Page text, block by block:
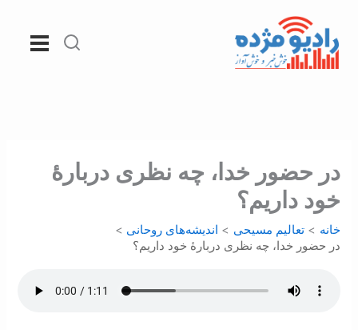
محتوا
در حضور خدا، چه نظری دربارۀ
خود داریم؟
خانه تعالیم مسیحی
اندیشه‌های روحانی
در حضور خدا، چه نظری دربارۀ خود داریم؟